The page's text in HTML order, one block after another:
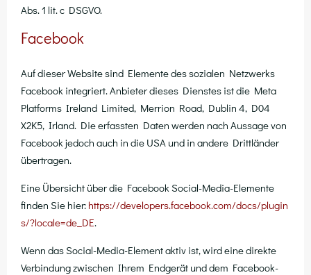
Abs. 1 lit. c DSGVO.
Facebook
Auf die­ser Web­site sind Ele­men­te des sozia­len Netz­werks
Face­book inte­griert. Anbie­ter die­ses Diens­tes ist die Meta
Plat­forms Ire­land Limi­t­ed, Mer­ri­on Road, Dub­lin 4, D04
X2K5, Irland. Die erfass­ten Daten wer­den nach Aus­sa­ge von
Face­book jedoch auch in die USA und in ande­re Dritt­län­der
übertragen.
Eine Über­sicht über die Face­book Social-Media-Ele­men­te
fin­den Sie hier: https://​deve​lo​pers​.face​book​.com/​d​o​c​s​/​p​l​u​g​i​n​
s​/​?​l​o​c​a​l​e​=​d​e​_DE.
Wenn das Social-Media-Ele­ment aktiv ist, wird eine direk­te
Ver­bin­dung zwi­schen Ihrem End­ge­rät und dem Face­book-